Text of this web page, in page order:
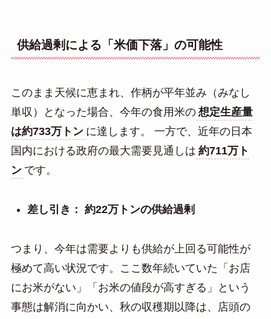
供給過剰による「米価下落」の可能性
このまま天候に恵まれ、作柄が平年並み（みなし
単収）となった場合、今年の食用米の 想定生産量
は約733万トン に達します。 一方で、近年の日本
国内における政府の最大需要見通しは 約711万ト
ン です。
差し引き： 約22万トンの供給過剰
つまり、今年は需要よりも供給が上回る可能性が
極めて高い状況です。ここ数年続いていた「お店
にお米がない」「お米の値段が高すぎる」という
事態は解消に向かい、秋の収穫期以降は、店頭の